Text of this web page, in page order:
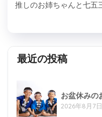
推しのお姉ちゃんと七五
最近の投稿
お盆休みの
2026年8月7日